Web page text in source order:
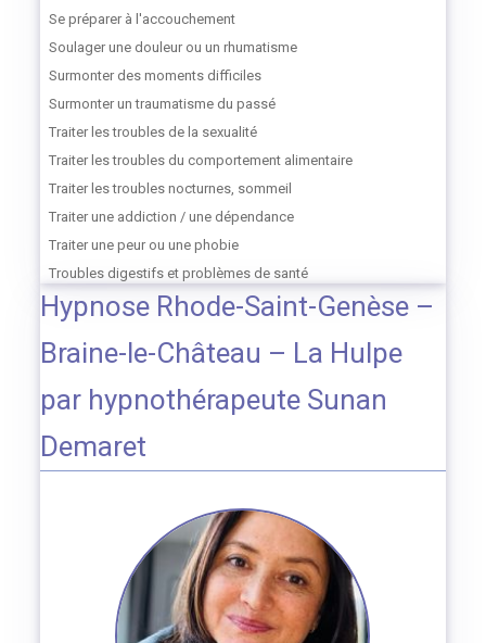
Se préparer à l'accouchement
Soulager une douleur ou un rhumatisme
Surmonter des moments difficiles
Surmonter un traumatisme du passé
Traiter les troubles de la sexualité
Traiter les troubles du comportement alimentaire
Traiter les troubles nocturnes, sommeil
Traiter une addiction / une dépendance
Traiter une peur ou une phobie
Troubles digestifs et problèmes de santé
Hypnose Rhode-Saint-Genèse –
Braine-le-Château – La Hulpe
par hypnothérapeute Sunan
Demaret